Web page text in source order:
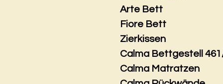
Arte Bett
Fiore Bett
Zierkissen
Calma Bettgestell
Calma Matratzen